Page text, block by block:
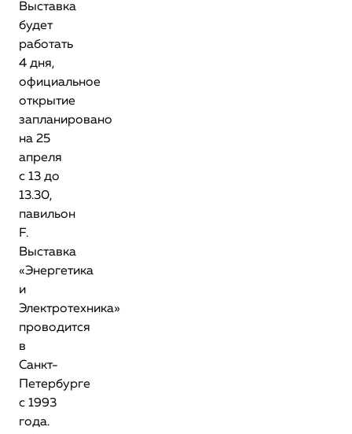
Выставка
будет
работать
4 дня,
официальное
открытие
запланировано
на 25
апреля
с 13 до
13.30,
павильон
F.
Выставка
«Энергетика
и
Электротехника»
проводится
в
Санкт-
Петербурге
с 1993
года.